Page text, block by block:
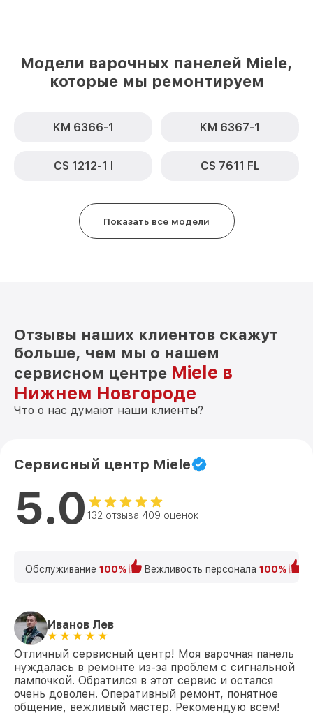
Модели варочных панелей Miele,
которые мы ремонтируем
KM 6366-1 KM 6367-1
CS 1212-1 I CS 7611 FL
Показать все модели
Отзывы наших клиентов скажут
больше, чем мы о нашем
сервисном центре Miele в
Нижнем Новгороде
Что о нас думают наши клиенты?
Сервисный центр Miele
5.0 132 отзыва 409 оценок
Обслуживание 100% Вежливость персонала 100%
Иванов Лев
Отличный сервисный центр! Моя варочная панель
нуждалась в ремонте из-за проблем с сигнальной
лампочкой. Обратился в этот сервис и остался
очень доволен. Оперативный ремонт, понятное
общение, вежливый мастер. Рекомендую всем!